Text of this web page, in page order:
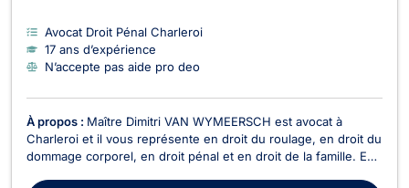
Avocat Droit Pénal Charleroi
17 ans d’expérience
N’accepte pas aide pro deo
À propos : Maître Dimitri VAN WYMEERSCH est avocat à
Charleroi et il vous représente en droit du roulage, en droit du
dommage corporel, en droit pénal et en droit de la famille. En